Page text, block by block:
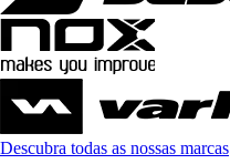
Descubra todas as nossas marcas